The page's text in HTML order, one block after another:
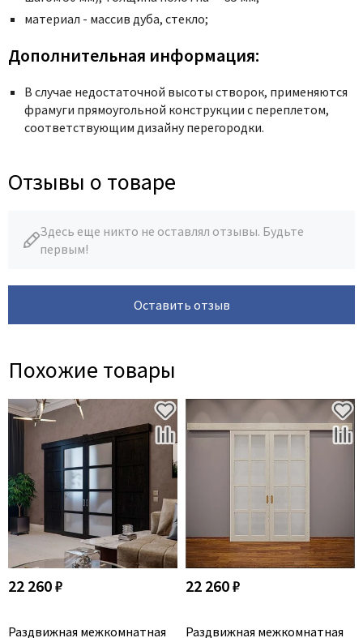
материал - массив дуба, стекло;
Дополнительная информация:
В случае недостаточной высоты створок, применяются
фрамуги прямоугольной конструкции с переплетом,
соответствующим дизайну перегородки.
Отзывы о товаре
Здесь еще никто не оставлял отзывы. Будьте
первым!
Оставить отзыв
Похожие товары
22 260 ₽
Раздвижная межкомнатная
22 260 ₽
Раздвижная межкомнатная